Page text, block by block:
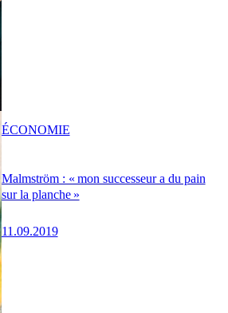
Malmström : « mon successeur a du pain
sur la planche »
11.09.2019
ÉCONOMIE